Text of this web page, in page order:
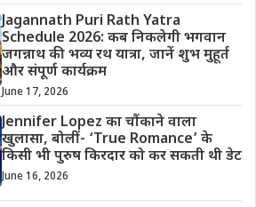
Jagannath Puri Rath Yatra
Schedule 2026: कब निकलेगी भगवान
जगन्नाथ की भव्य रथ यात्रा, जानें शुभ मुहूर्त
और संपूर्ण कार्यक्रम
June 17, 2026
Jennifer Lopez का चौंकाने वाला
खुलासा, बोलीं- ‘True Romance’ के
किसी भी पुरुष किरदार को कर सकती थी डेट
June 16, 2026